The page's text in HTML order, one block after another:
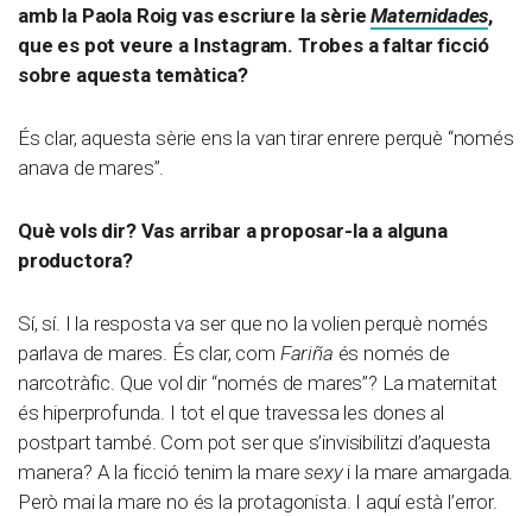
amb la Paola Roig vas escriure la sèrieMaternidades,
que es pot veure a Instagram. Trobes a faltar ficció
sobre aquesta temàtica?
És clar, aquesta sèrie ens la van tirar enrere perquè “només
anava de mares”.
Què vols dir? Vas arribar a proposar-la a alguna
productora?
Sí, sí. I la resposta va ser que no la volien perquè només
parlava de mares. És clar, com Fariña és només de
narcotràfic. Que vol dir “només de mares”? La maternitat
és hiperprofunda. I tot el que travessa les dones al
postpart també. Com pot ser que s’invisibilitzi d’aquesta
manera? A la ficció tenim la maresexy i la mare amargada.
Però mai la mare no és la protagonista. I aquí està l’error.